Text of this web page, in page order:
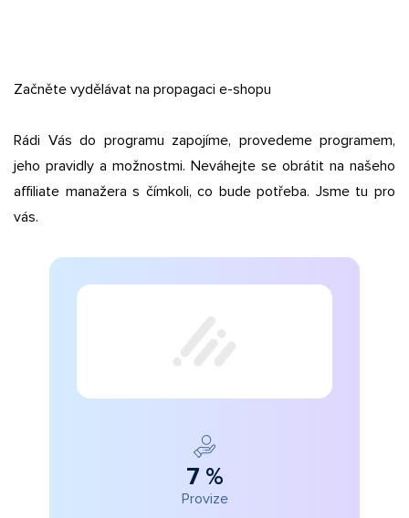
Začněte vydělávat na propagaci e-shopu
Rádi Vás do programu zapojíme, provedeme programem,
jeho pravidly a možnostmi. Neváhejte se obrátit na našeho
affiliate manažera s čímkoli, co bude potřeba. Jsme tu pro
vás.
7 %
Provize